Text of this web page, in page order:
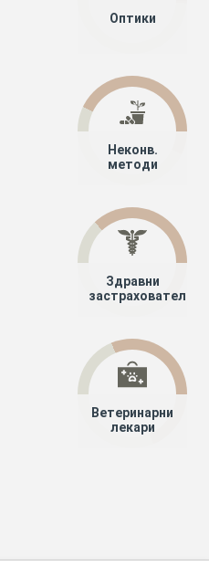
Оптики
Неконв.
методи
Здравни
застрахователи
Ветеринарни
лекари